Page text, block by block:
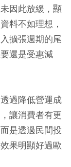
因此放緩，顯
料不如理想，
擴張週期的尾
還是受惠減
過降低營運成
讓消費者有更
是透過民間投
果明顯好過歐